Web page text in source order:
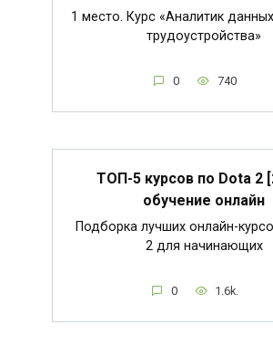
1 место. Курс «Аналитик
трудоустройства»
0 740
ТОП-5 курсов по Dota 2
обучение онлайн
Подборка лучших онлайн-
2 для начинающих
0 1.6k.